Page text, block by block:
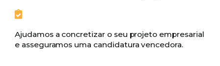
Ajudamos a concretizar o seu projeto empresarial
e asseguramos uma candidatura vencedora.